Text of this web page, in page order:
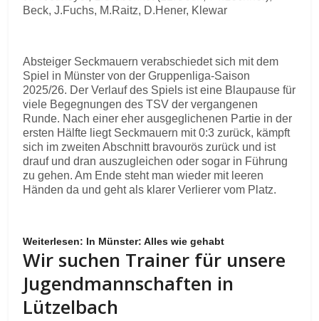
Beck, J.Fuchs, M.Raitz, D.Hener, Klewar
Absteiger Seckmauern verabschiedet sich mit dem
Spiel in Münster von der Gruppenliga-Saison
2025/26. Der Verlauf des Spiels ist eine Blaupause für
viele Begegnungen des TSV der vergangenen
Runde. Nach einer eher ausgeglichenen Partie in der
ersten Hälfte liegt Seckmauern mit 0:3 zurück, kämpft
sich im zweiten Abschnitt bravourös zurück und ist
drauf und dran auszugleichen oder sogar in Führung
zu gehen. Am Ende steht man wieder mit leeren
Händen da und geht als klarer Verlierer vom Platz.
Weiterlesen: In Münster: Alles wie gehabt
Wir suchen Trainer für unsere
Jugendmannschaften in
Lützelbach